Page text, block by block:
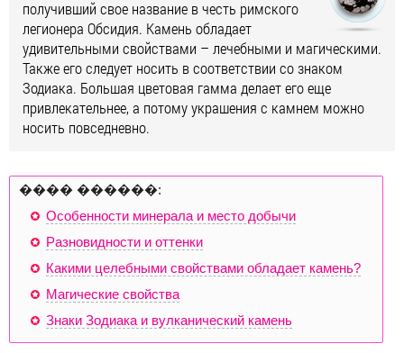
получивший свое название в честь римского
легионера Обсидия. Камень обладает
удивительными свойствами – лечебными и магическими.
Также его следует носить в соответствии со знаком
Зодиака. Большая цветовая гамма делает его еще
привлекательнее, а потому украшения с камнем можно
носить повседневно.
���� ������:
Особенности минерала и место добычи
Разновидности и оттенки
Какими целебными свойствами обладает камень?
Магические свойства
Знаки Зодиака и вулканический камень